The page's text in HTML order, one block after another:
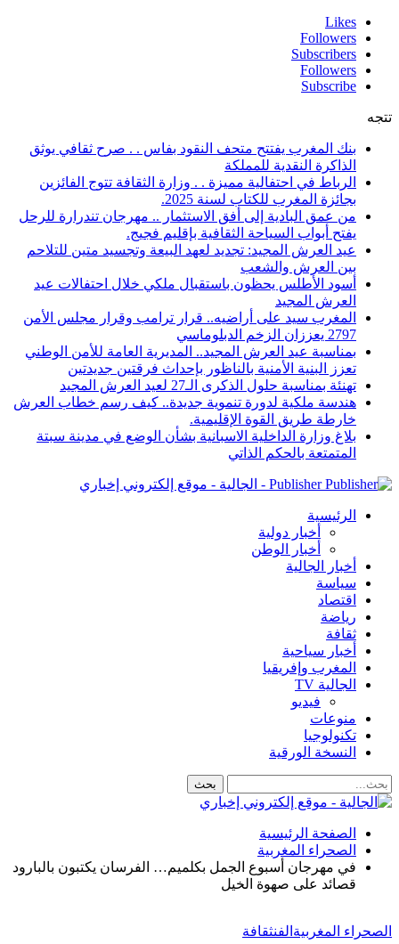
Likes
Followers
Subscribers
Followers
Subscribe
تتجه
بنك المغرب يفتتح متحف النقود بفاس . . صرح ثقافي يوثق
الذاكرة النقدية للمملكة
الرباط في احتفالية مميزة . . وزارة الثقافة تتوج الفائزين
بجائزة المغرب للكتاب لسنة 2025.
من عمق البادية إلى أفق الاستثمار .. مهرجان تندرارة للرحل
يفتح أبواب السياحة الثقافية بإقليم فجيج.
عيد العرش المجيد: تجديد لعهد البيعة وتجسيد متين للتلاحم
بين العرش والشعب
أسود الأطلس يحظون باستقبال ملكي خلال احتفالات عيد
العرش المجيد
المغرب سيد على أراضيه.. قرار ترامب وقرار مجلس الأمن
2797 يعززان الزخم الدبلوماسي
بمناسبة عيد العرش المجيد.. المديرية العامة للأمن الوطني
تعزز البنية الأمنية بالناظور بإحداث فرقتين جديدتين
تهنئة بمناسبة حلول الذكرى الـ27 لعيد العرش المجيد
هندسة ملكية لدورة تنموية جديدة.. كيف رسم خطاب العرش
خارطة طريق القوة الإقليمية.
بلاغ وزارة الداخلية الاسبانية بشأن الوضع في مدينة سبتة
المتمتعة بالحكم الذاتي
Publisher - الجالية - موقع إلكتروني إخباري
الرئيسية
أخبار دولية
أخبار الوطن
أخبار الجالية
سياسة
اقتصاد
رياضة
ثقافة
أخبار سياحية
المغرب وإفريقيا
الجالية TV
فيديو
منوعات
تكنولوجيا
النسخة الورقية
الصفحة الرئيسية
الصحراء المغربية
في مهرجان أسبوع الجمل بكلميم… الفرسان يكتبون بالبارود
قصائد على صهوة الخيل
الصحراء المغربية الفنثقافة